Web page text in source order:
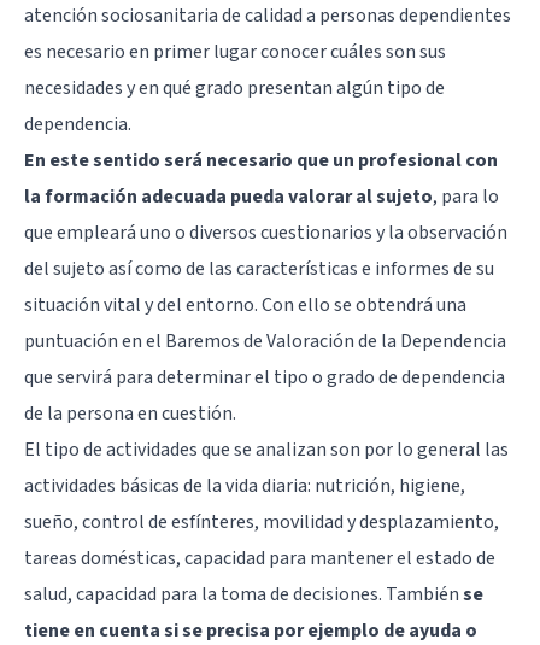
atención sociosanitaria de calidad a personas dependientes
es necesario en primer lugar conocer cuáles son sus
necesidades y en qué grado presentan algún tipo de
dependencia.
En este sentido será necesario que un profesional con
la formación adecuada pueda valorar al sujeto, para lo
que empleará uno o diversos cuestionarios y la observación
del sujeto así como de las características e informes de su
situación vital y del entorno. Con ello se obtendrá una
puntuación en el Baremos de Valoración de la Dependencia
que servirá para determinar el tipo o grado de dependencia
de la persona en cuestión.
El tipo de actividades que se analizan son por lo general las
actividades básicas de la vida diaria: nutrición, higiene,
sueño, control de esfínteres, movilidad y desplazamiento,
tareas domésticas, capacidad para mantener el estado de
salud, capacidad para la toma de decisiones. Tambiénse
tiene en cuenta si se precisa por ejemplo de ayuda o